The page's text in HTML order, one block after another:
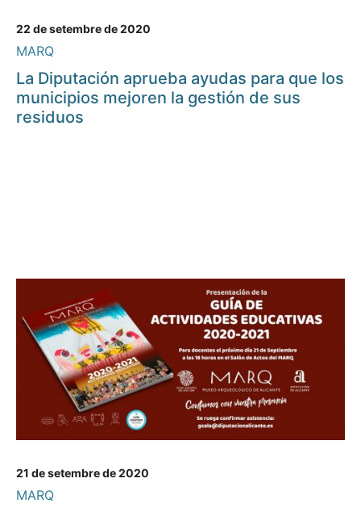
22 de setembre de 2020
MARQ
La Diputación aprueba ayudas para que los
municipios mejoren la gestión de sus
residuos
21 de setembre de 2020
MARQ